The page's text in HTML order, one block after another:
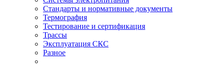
Стандарты и нормативные документы
Термография
Тестирование и сертификация
Трассы
Эксплуатация СКС
Разное